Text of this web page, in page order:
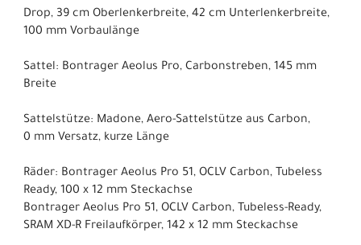
Drop, 39 cm Oberlenkerbreite, 42 cm Unterlenkerbreite,
100 mm Vorbaulänge
Sattel: Bontrager Aeolus Pro, Carbonstreben, 145 mm
Breite
Sattelstütze: Madone, Aero-Sattelstütze aus Carbon,
0 mm Versatz, kurze Länge
Räder: Bontrager Aeolus Pro 51, OCLV Carbon, Tubeless
Ready, 100 x 12 mm Steckachse
Bontrager Aeolus Pro 51, OCLV Carbon, Tubeless-Ready,
SRAM XD-R Freilaufkörper, 142 x 12 mm Steckachse